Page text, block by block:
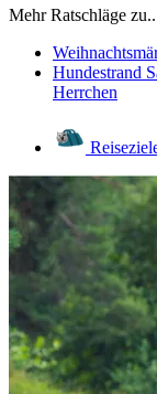
Mehr Ratschläge
Hundestrand
Herrchen